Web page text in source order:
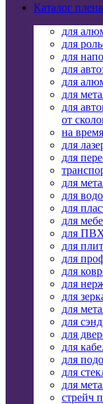
Каталог
для
для
для
для
для
для
для
от
на
для
для
для
для
для
для
для
для
для
для
для
для
для
для
для
для
для
для
для
стрейч